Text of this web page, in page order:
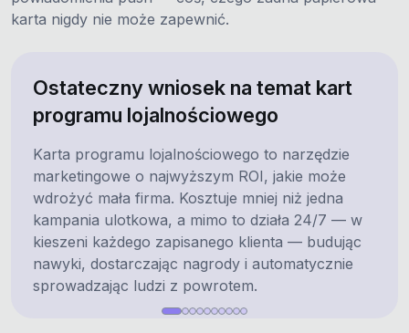
karta nigdy nie może zapewnić.
Ostateczny wniosek na temat kart
programu lojalnościowego
Karta programu lojalnościowego to narzędzie
marketingowe o najwyższym ROI, jakie może
wdrożyć mała firma. Kosztuje mniej niż jedna
kampania ulotkowa, a mimo to działa 24/7 — w
kieszeni każdego zapisanego klienta — budując
nawyki, dostarczając nagrody i automatycznie
sprowadzając ludzi z powrotem.